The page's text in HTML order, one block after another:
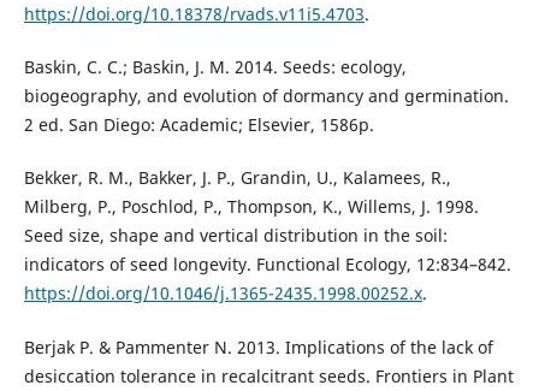
https://doi.org/10.18378/rvads.v11i5.4703.
Baskin, C. C.; Baskin, J. M. 2014. Seeds: ecology,
biogeography, and evolution of dormancy and germination.
2 ed. San Diego: Academic; Elsevier, 1586p.
Bekker, R. M., Bakker, J. P., Grandin, U., Kalamees, R.,
Milberg, P., Poschlod, P., Thompson, K., Willems, J. 1998.
Seed size, shape and vertical distribution in the soil:
indicators of seed longevity. Functional Ecology, 12:834–842.
https://doi.org/10.1046/j.1365-2435.1998.00252.x.
Berjak P. & Pammenter N. 2013. Implications of the lack of
desiccation tolerance in recalcitrant seeds. Frontiers in Plant